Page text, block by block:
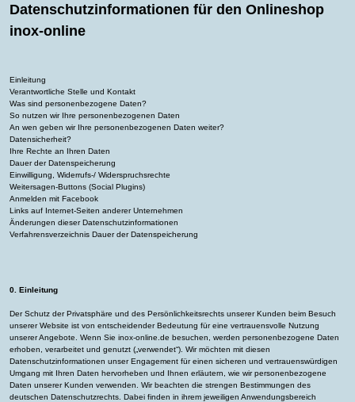
Datenschutzinformationen für den Onlineshop
inox-online
Einleitung
Verantwortliche Stelle und Kontakt
Was sind personenbezogene Daten?
So nutzen wir Ihre personenbezogenen Daten
An wen geben wir Ihre personenbezogenen Daten weiter?
Datensicherheit?
Ihre Rechte an Ihren Daten
Dauer der Datenspeicherung
Einwilligung, Widerrufs-/ Widerspruchsrechte
Weitersagen-Buttons (Social Plugins)
Anmelden mit Facebook
Links auf Internet-Seiten anderer Unternehmen
Änderungen dieser Datenschutzinformationen
Verfahrensverzeichnis Dauer der Datenspeicherung
0. Einleitung
Der Schutz der Privatsphäre und des Persönlichkeitsrechts unserer Kunden beim Besuch
unserer Website ist von entscheidender Bedeutung für eine vertrauensvolle Nutzung
unserer Angebote. Wenn Sie inox-online.de besuchen, werden personenbezogene Daten
erhoben, verarbeitet und genutzt („verwendet“). Wir möchten mit diesen
Datenschutzinformationen unser Engagement für einen sicheren und vertrauenswürdigen
Umgang mit Ihren Daten hervorheben und Ihnen erläutern, wie wir personenbezogene
Daten unserer Kunden verwenden. Wir beachten die strengen Bestimmungen des
deutschen Datenschutzrechts. Dabei finden in ihrem jeweiligen Anwendungsbereich